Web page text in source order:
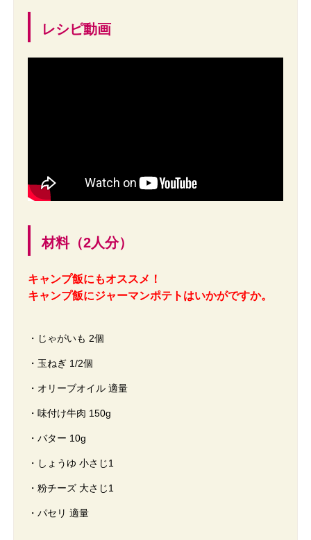
レシピ動画
材料（2人分）
キャンプ飯にもオススメ！
キャンプ飯にジャーマンポテトはいかがですか。
・じゃがいも 2個
・玉ねぎ 1/2個
・オリーブオイル 適量
・味付け牛肉 150g
・バター 10g
・しょうゆ 小さじ1
・粉チーズ 大さじ1
・パセリ 適量